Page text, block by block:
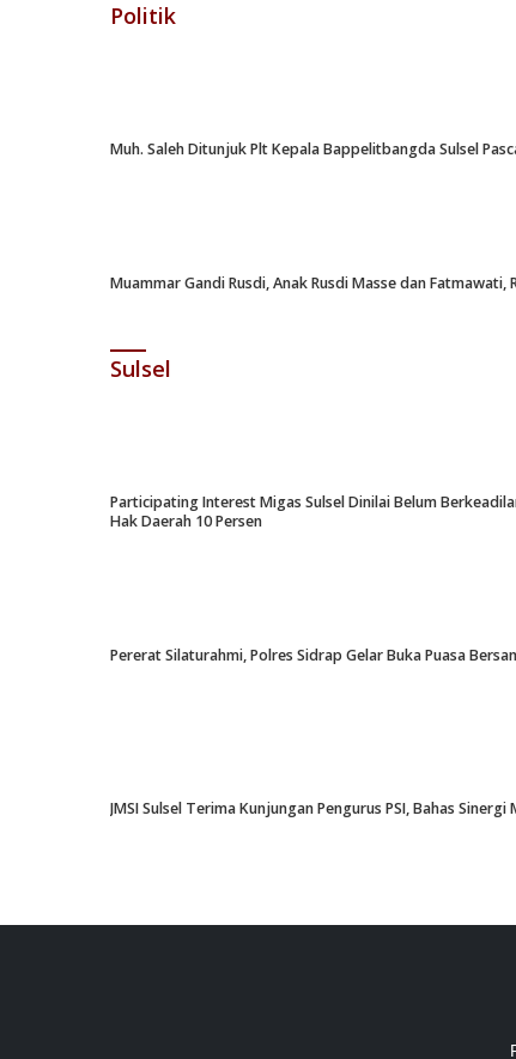
Politik
Muh. Saleh Ditunjuk Plt Kepala Bappelitbangda Sulsel
Muammar Gandi Rusdi, Anak Rusdi Masse dan Fatmawati,
Sulsel
Participating Interest Migas Sulsel Dinilai Belum
Hak Daerah 10 Persen
Pererat Silaturahmi, Polres Sidrap Gelar Buka Puasa
JMSI Sulsel Terima Kunjungan Pengurus PSI, Bahas